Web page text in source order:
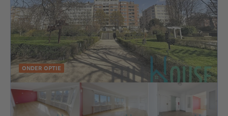
ONDER OPTIE